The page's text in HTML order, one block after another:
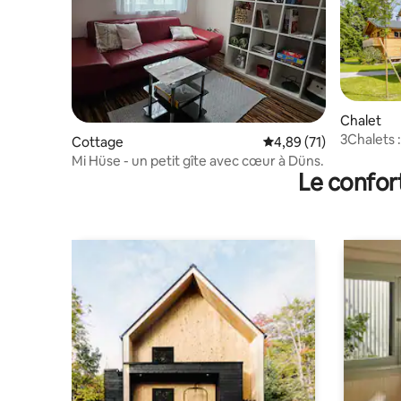
Cottage Évaluation moyenne
4,89 (71)
Mi Hüse - un petit gîte avec cœur à Düns.
Chalet
3Chalets
Le